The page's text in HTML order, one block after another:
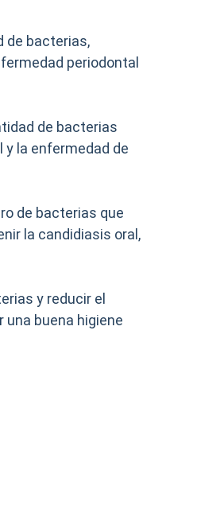
de bacterias,
periodontal
de bacterias
la enfermedad de
de bacterias que
la candidiasis oral,
y reducir el
buena higiene